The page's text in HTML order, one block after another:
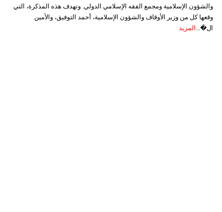
والشؤون الإسلامية ومجمع الفقه الإسلامي الدولي. وتهدف هذه المذكرة، التي
وقعها كل من وزير الأوقاف والشؤون الإسلامية، أحمد التوفيق، والأمين
ال�... المزيد